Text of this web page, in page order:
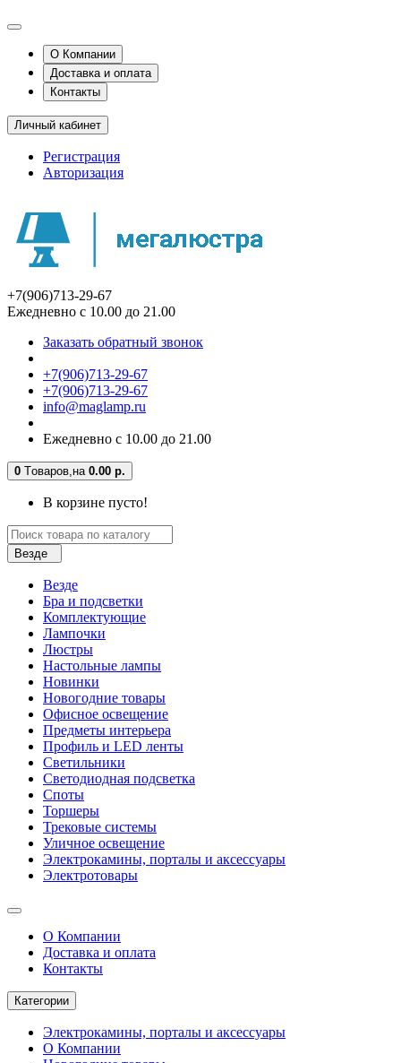
О Компании
Доставка и оплата
Контакты
Личный кабинет
Регистрация
Авторизация
+7(906)713-29-67
Ежедневно с 10.00 до 21.00
Заказать обратный звонок
+7(906)713-29-67
+7(906)713-29-67
info@maglamp.ru
Ежедневно с 10.00 до 21.00
0 Tоваров,на 0.00 р.
В корзине пусто!
Везде
Везде
Бра и подсветки
Комплектующие
Лампочки
Люстры
Настольные лампы
Новинки
Новогодние товары
Офисное освещение
Предметы интерьера
Профиль и LED ленты
Светильники
Светодиодная подсветка
Споты
Торшеры
Трековые системы
Уличное освещение
Электрокамины, порталы и аксессуары
Электротовары
О Компании
Доставка и оплата
Контакты
Категории
Электрокамины, порталы и аксессуары
О Компании